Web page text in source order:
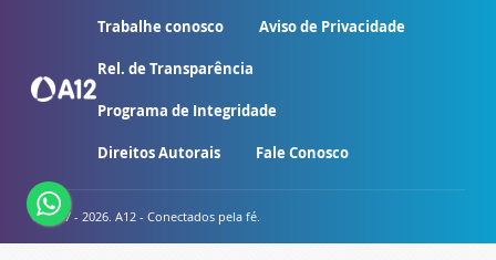
Trabalhe conosco Aviso de Privacidade
Rel. de Transparência
Programa de Integridade
Direitos Autorais Fale Conosco
© 2007 - 2026. A12 - Conectados pela fé.